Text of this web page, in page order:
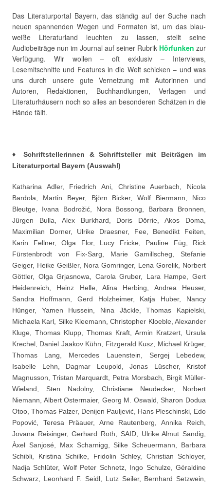
Das Literaturportal Bayern, das ständig auf der Suche nach
neuen spannenden Wegen und Formaten ist, um das blau-
weiße Literaturland leuchten zu lassen, stellt seine
Audiobeiträge nun im Journal auf seiner Rubrik Hörfunken zur
Verfügung. Wir wollen – oft exklusiv – Interviews,
Lesemitschnitte und Features in die Welt schicken – und was
uns durch unsere gute Vernetzung mit Autorinnen und
Autoren, Redaktionen, Buchhandlungen, Verlagen und
Literaturhäusern noch so alles an besonderen Schätzen in die
Hände fällt.
♦ Schriftstellerinnen & Schriftsteller mit Beiträgen im
Literaturportal Bayern (Auswahl)
Katharina Adler, Friedrich Ani, Christine Auerbach, Nicola
Bardola, Martin Beyer, Björn Bicker, Wolf Biermann, Nico
Bleutge, Ivana Bodrožić, Nora Bossong, Barbara Bronnen,
Jürgen Bulla, Alex Burkhard, Doris Dörrie, Akos Doma,
Maximilian Dorner, Ulrike Draesner, Fee, Benedikt Feiten,
Karin Fellner, Olga Flor, Lucy Fricke, Pauline Füg, Rick
Fürstenbrodt von Fix-Sarg, Marie Gamillscheg, Stefanie
Geiger, Heike Geißler, Nora Gomringer, Lena Gorelik, Norbert
Göttler, Olga Grjasnowa, Carola Gruber, Lara Hampe, Gert
Heidenreich, Heinz Helle, Alina Herbing, Andrea Heuser,
Sandra Hoffmann, Gerd Holzheimer, Katja Huber, Nancy
Hünger, Yamen Hussein, Nina Jäckle, Thomas Kapielski,
Michaela Karl, Silke Kleemann, Christopher Kloeble, Alexander
Kluge, Thomas Klupp, Thomas Kraft, Armin Kratzert, Ursula
Krechel, Daniel Jaakov Kühn, Fitzgerald Kusz, Michael Krüger,
Thomas Lang, Mercedes Lauenstein, Sergej Lebedew,
Isabelle Lehn, Dagmar Leupold, Jonas Lüscher, Kristof
Magnusson, Tristan Marquardt, Petra Morsbach, Birgit Müller-
Wieland, Sten Nadolny, Christiane Neudecker, Norbert
Niemann, Albert Ostermaier, Georg M. Oswald, Sharon Dodua
Otoo, Thomas Palzer, Denijen Pauljević, Hans Pleschinski, Edo
Popović, Teresa Präauer, Arne Rautenberg, Annika Reich,
Jovana Reisinger, Gerhard Roth, SAID, Ulrike Almut Sandig,
Àxel Sanjosé, Max Scharnigg, Silke Scheuermann, Barbara
Schibli, Kristina Schilke, Fridolin Schley, Christian Schloyer,
Nadja Schlüter, Wolf Peter Schnetz, Ingo Schulze, Géraldine
Schwarz, Leonhard F. Seidl, Lutz Seiler, Bernhard Setzwein,